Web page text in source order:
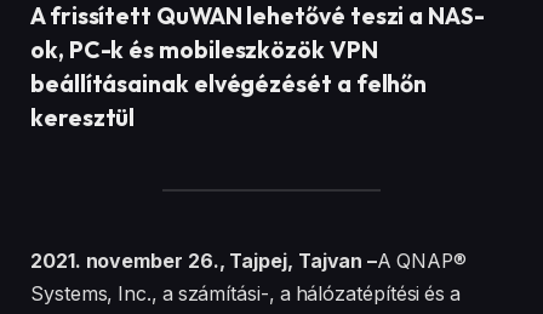
A frissített QuWAN lehetővé teszi a NAS-
ok, PC-k és mobileszközök VPN
beállításainak elvégézését a felhőn
keresztül
2021. november 26., Tajpej, Tajvan –A QNAP®
Systems, Inc., a számítási-, a hálózatépítési és a